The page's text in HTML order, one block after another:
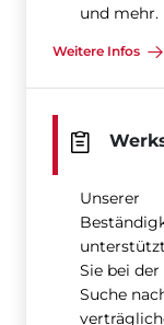
und mehr.
Weitere Infos
Unserer
unterstützt
Sie bei der
Suche